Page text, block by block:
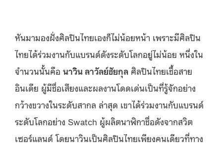
หันมามองฝั่งศิลปินไทยเองก็ไม่น้อยหน้า เพราะมีศิลปิน
ไทยได้ร่วมงานกับแบรนด์ดังระดับโลกอยู่ไม่น้อย หนึ่งใน
จำนวนนั้นคือ นาวิน ลาวัลย์ชัยกุล ศิลปินไทยเชื้อสาย
อินเดีย ผู้มีชื่อเสียงและผลงานโดดเด่นเป็นที่รู้จักอย่าง
กว้างขวางในระดับสากล ล่าสุด เขาได้ร่วมงานกับแบรนด์
ระดับโลกอย่าง Swatch ผู้ผลิตนาฬิกาชื่อดังจากสวิต
เซอร์แลนด์โดยนาวินเป็นศิลปินไทยเพียงคนเดียวที่ทาง